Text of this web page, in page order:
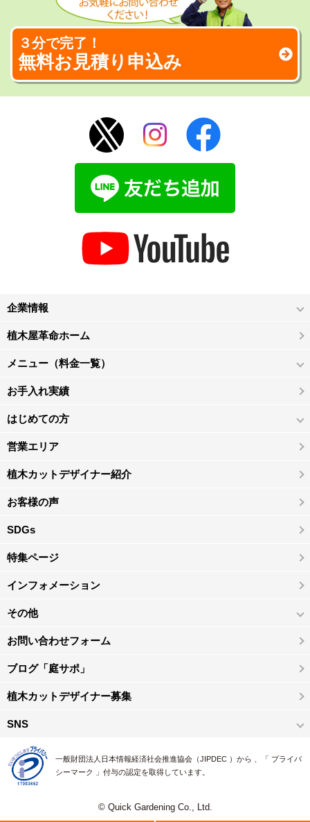
３分で完了！
無料お見積り申込み
企業情報
植木屋革命ホーム
メニュー（料金一覧）
お手入れ実績
はじめての方
営業エリア
植木カットデザイナー紹介
お客様の声
SDGs
特集ページ
インフォメーション
その他
お問い合わせフォーム
ブログ「庭サポ」
植木カットデザイナー募集
SNS
一般財団法人日本情報経済社会推進協会（JIPDEC ）から 、「 プライバ
シーマーク 」付与の認定を取得しています。
© Quick Gardening Co., Ltd.